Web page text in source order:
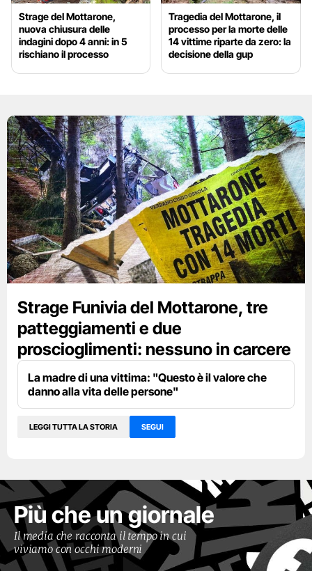
Strage del Mottarone,
nuova chiusura delle
indagini dopo 4 anni: in 5
rischiano il processo
Tragedia del Mottarone, il
processo per la morte delle
14 vittime riparte da zero: la
decisione della gup
Strage Funivia del Mottarone, tre
patteggiamenti e due
proscioglimenti: nessuno in carcere
La madre di una vittima: "Questo è il valore che
danno alla vita delle persone"
LEGGI TUTTA LA STORIA SEGUI
Più che un giornale
Il media che racconta il tempo in cui
viviamo con occhi moderni